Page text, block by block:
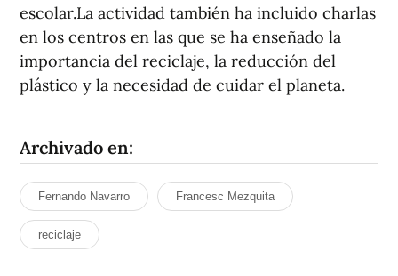
escolar.La actividad también ha incluido charlas
en los centros en las que se ha enseñado la
importancia del reciclaje, la reducción del
plástico y la necesidad de cuidar el planeta.
Archivado en:
Fernando Navarro Francesc Mezquita
reciclaje